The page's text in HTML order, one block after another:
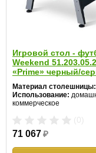
Игровой стол -
Weekend 51.203.05.2
«Prime» черный/
Материал столешницы:
Использование:
коммерческое
Высота:
71 067₽